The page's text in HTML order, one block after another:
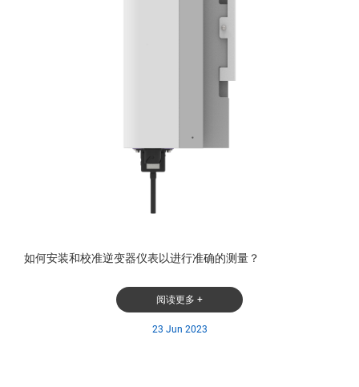
如何安装和校准逆变器仪表以进行准确的测量？
阅读更多 +
23 Jun 2023